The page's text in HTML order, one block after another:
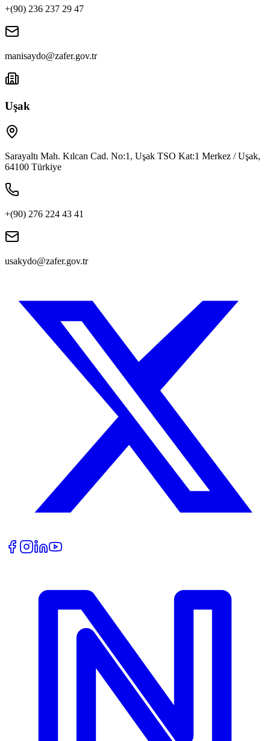
+(90) 236 237 29 47
manisaydo@zafer.gov.tr
Uşak
Sarayaltı Mah. Kılcan Cad. No:1, Uşak TSO Kat:1 Merkez / Uşak,
64100 Türkiye
+(90) 276 224 43 41
usakydo@zafer.gov.tr